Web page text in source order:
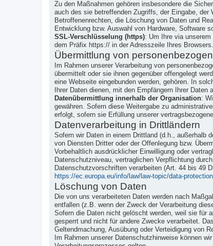
Zu den Maßnahmen gehören insbesondere die
auch des sie betreffenden Zugriffs, der Eingabe, der
Betroffenenrechten, die Löschung von Daten und
Entwicklung bzw. Auswahl von Hardware, Software
SSL-Verschlüsselung (https): Um Ihre via
dem Präfix https:// in der Adresszeile Ihres Browsers.
Übermittlung von
Im Rahmen unserer Verarbeitung von
übermittelt oder sie ihnen gegenüber offengelegt
eine Webseite eingebunden werden, gehören. In
Ihrer Daten dienen, mit den Empfängern Ihrer Daten
Datenübermittlung innerhalb der Organisation:
gewähren. Sofern diese Weitergabe zu
erfolgt, sofern sie Erfüllung unserer
Datenverarbeitung in Drittländern
Sofern wir Daten in einem Drittland (d.h., außerhalb
von Diensten Dritter oder der Offenlegung bzw.
Vorbehaltlich ausdrücklicher Einwilligung oder
Datenschutzniveau, vertraglichen Verpflichtung
Datenschutzvorschriften verarbeiten (Art. 44 bis 49
https://ec.europa.eu/info/law/law-topic/data-
Löschung von Daten
Die von uns verarbeiteten Daten werden nach
entfallen (z.B. wenn der Zweck der Verarbeitung
Sofern die Daten nicht gelöscht werden, weil sie für
gesperrt und nicht für andere Zwecke verarbeitet.
Geltendmachung, Ausübung oder Verteidigung von
Im Rahmen unserer Datenschutzhinweise können